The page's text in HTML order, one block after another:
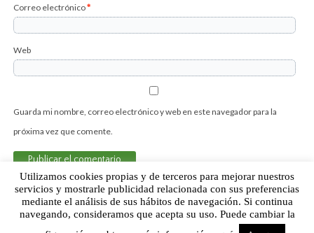
Correo electrónico*
Web
Guarda mi nombre, correo electrónico y web en este navegador para la
próxima vez que comente.
Sobre Humor Fútbol Club | Aviso legal |Contacto
Utilizamos cookies propias y de terceros para mejorar nuestros
servicios y mostrarle publicidad relacionada con sus preferencias
mediante el análisis de sus hábitos de navegación. Si continua
navegando, consideramos que acepta su uso. Puede cambiar la